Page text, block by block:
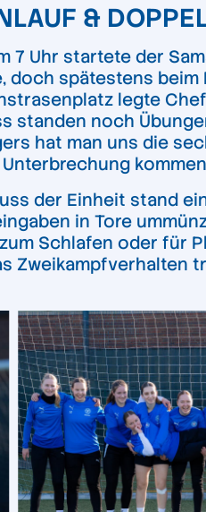
&
7 Uhr startete der
doch spätestens
legte
standen noch
hat man uns die
der Einheit stand
in Tore
Schlafen oder für
Zweikampfverhalten